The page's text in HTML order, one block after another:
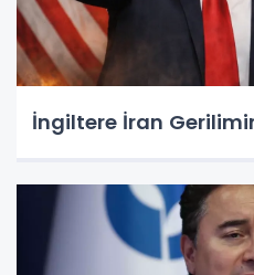
İngiltere İran